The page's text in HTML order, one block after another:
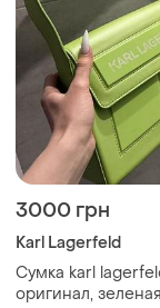
3000 грн
Karl Lagerfeld
Сумка karl
оригинал,